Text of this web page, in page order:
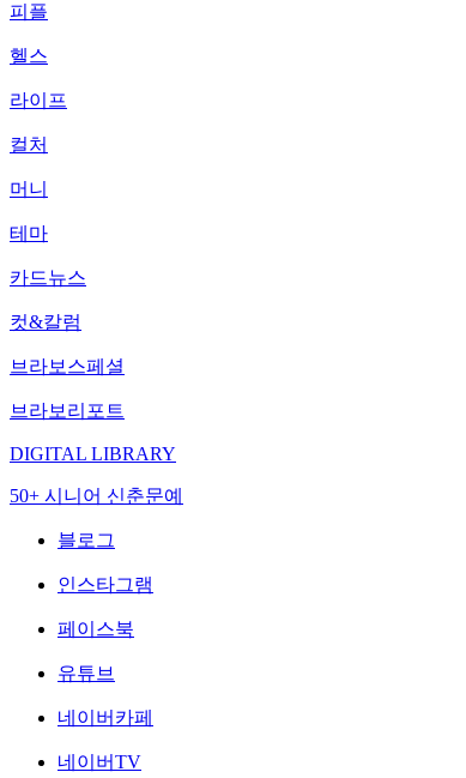
피플
헬스
라이프
컬처
머니
테마
카드뉴스
컷&칼럼
브라보스페셜
브라보리포트
DIGITAL LIBRARY
50+ 시니어 신춘문예
블로그
인스타그램
페이스북
유튜브
네이버카페
네이버TV